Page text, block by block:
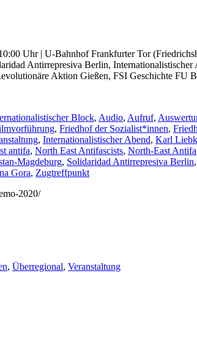
Uhr | U-Bahnhof Frankfurter Tor
Antirrepresiva Berlin,
Aktion Gießen, FSI Geschichte FU
Block, Audio, Aufruf,
, Friedhof der Sozialist*innen,
, Internationalistischer Abend, Karl
antifa, North East Antifascists, North-East Antifa
Magdeburg, Solidaridad Antirrepresiva Berlin,
Gora, Zugtreffpunkt
2020/
, Überregional, Veranstaltung